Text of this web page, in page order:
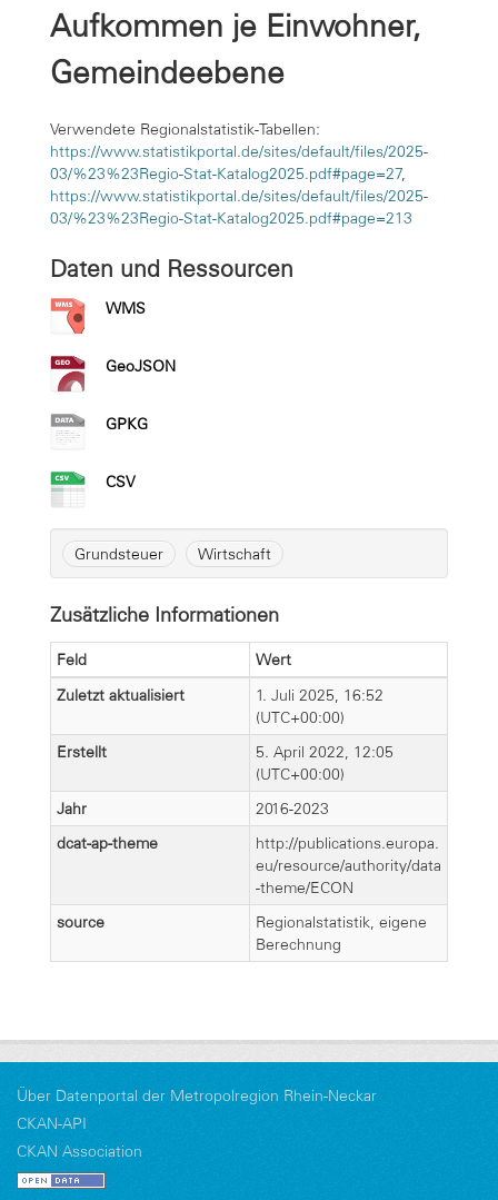
Aufkommen je Einwohner,
Gemeindeebene
Verwendete Regionalstatistik-Tabellen:
https://www.statistikportal.de/sites/default/files/2025-
03/%23%23Regio-Stat-Katalog2025.pdf#page=27,
https://www.statistikportal.de/sites/default/files/2025-
03/%23%23Regio-Stat-Katalog2025.pdf#page=213
Daten und Ressourcen
WMS
GeoJSON
GPKG
CSV
Grundsteuer Wirtschaft
Zusätzliche Informationen
Feld
Wert
Zuletzt aktualisiert
1. Juli 2025, 16:52
(UTC+00:00)
Erstellt
5. April 2022, 12:05
(UTC+00:00)
Jahr
2016-2023
dcat-ap-theme
http://publications.europa.
eu/resource/authority/data
-theme/ECON
source
Regionalstatistik, eigene
Berechnung
Über Datenportal der Metropolregion Rhein-Neckar
CKAN-API
CKAN Association